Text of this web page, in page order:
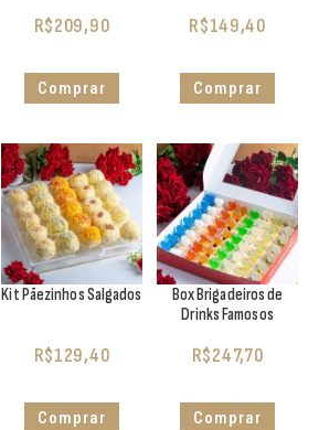
R$209,90
Comprar
R$149,40
Comprar
Kit Pãezinhos Salgados
R$129,40
Comprar
Box Brigadeiros de
Drinks Famosos
R$247,70
Comprar